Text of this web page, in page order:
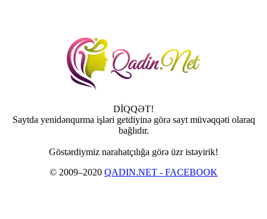
DİQQƏT!
Saytda yenidənqurma işləri getdiyinə görə sayt müvəqqəti olaraq
bağlıdır.
Göstərdiymiz narahatçılığa görə üzr istəyirik!
© 2009–2020 QADIN.NET - FACEBOOK